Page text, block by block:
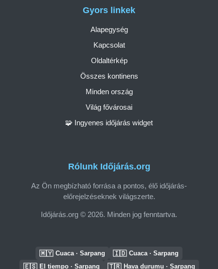
Rólunk Időjárás.org
Az Ön megbízható forrása a pontos, élő időjárás-
előrejelzéseknek világszerte.
Időjárás.org © 2026. Minden jog fenntartva.
Gyors linkek
Alapegység
Kapcsolat
Oldaltérkép
Összes kontinens
Minden ország
Világ fővárosai
🧩 Ingyenes időjárás widget
🇲🇾 Cuaca · Sarpang 🇮🇩 Cuaca · Sarpang
🇪🇸 El tiempo · Sarpang 🇹🇷 Hava durumu · Sarpang